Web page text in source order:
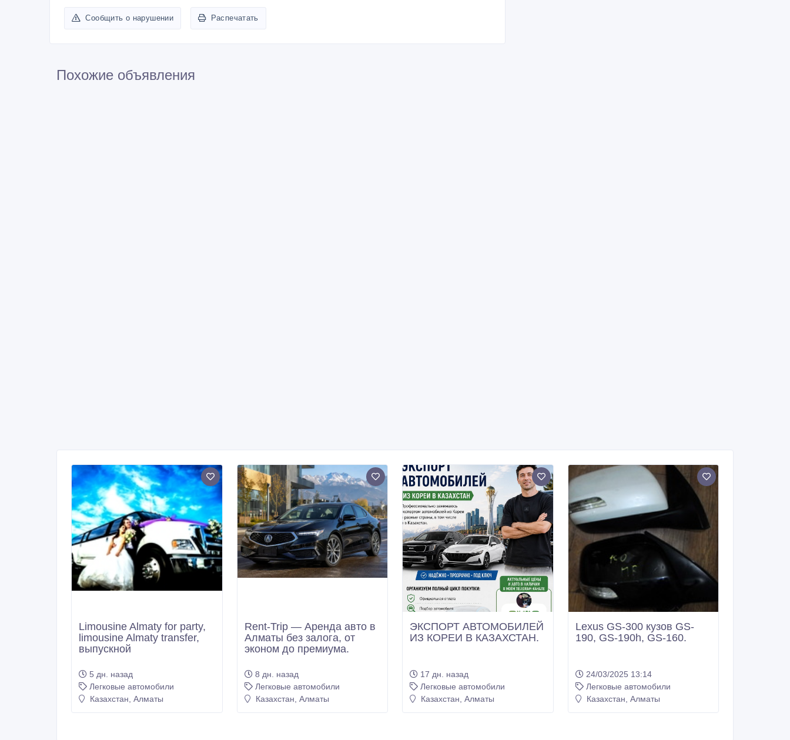
Сообщить о нарушении Распечатать
Похожие объявления
Limousine Almaty for party,
limousine Almaty transfer,
выпускной
5 дн. назад
Легковые автомобили
Казахстан, Алматы
Rent-Trip — Аренда авто в
Алматы без залога, от
эконом до премиума.
8 дн. назад
Легковые автомобили
Казахстан, Алматы
ЭКСПОРТ АВТОМОБИЛЕЙ
ИЗ КОРЕИ В КАЗАХСТАН.
17 дн. назад
Легковые автомобили
Казахстан, Алматы
Lexus GS-300 кузов GS-
190, GS-190h, GS-160.
24/03/2025 13:14
Легковые автомобили
Казахстан, Алматы